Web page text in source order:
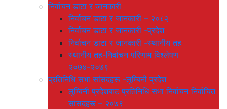
निर्वाचन डाटा र जानकारी
निर्वाचन डाटा र जानकारी – २०८२
निर्वाचन डाटा र जानकारी -प्रदेश
निर्वाचन डाटा र जानकारी -स्थानीय तह
स्थानीय तह-निर्वाचन परिणाम विश्लेषण
२०७४-२०७९
प्रतिनिधि सभा सांसदहरू -लुम्बिनी प्रदेश
लुम्बिनी प्रदेशबाट प्रतिनिधि सभा निर्वाचन निर्वाचित
सांसदहरू – २०७९